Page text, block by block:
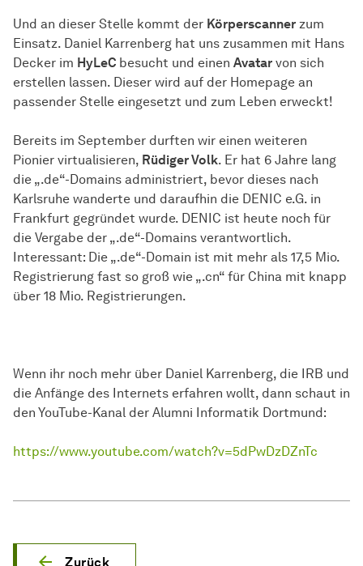
Und an dieser Stelle kommt der Körperscanner zum
Einsatz. Daniel Karrenberg hat uns zusammen mit Hans
Decker im HyLeC besucht und einen Avatar von sich
erstellen lassen. Dieser wird auf der Homepage an
passender Stelle eingesetzt und zum Leben erweckt!
Bereits im September durften wir einen weiteren
Pionier virtualisieren, Rüdiger Volk. Er hat 6 Jahre lang
die „.de“-Domains administriert, bevor dieses nach
Karlsruhe wanderte und daraufhin die DENIC e.G. in
Frankfurt gegründet wurde. DENIC ist heute noch für
die Vergabe der „.de“-Domains verantwortlich.
Interessant: Die „.de“-Domain ist mit mehr als 17,5 Mio.
Registrierung fast so groß wie „.cn“ für China mit knapp
über 18 Mio. Registrierungen.
Wenn ihr noch mehr über Daniel Karrenberg, die IRB und
die Anfänge des Internets erfahren wollt, dann schaut in
den YouTube-Kanal der Alumni Informatik Dortmund:
https://www.youtube.com/watch?v=5dPwDzDZnTc
Zurück